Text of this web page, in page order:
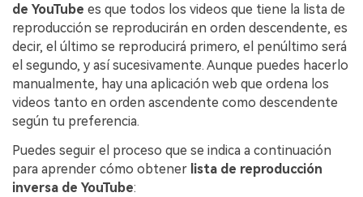
de YouTube es que todos los videos que tiene la lista de
reproducción se reproducirán en orden descendente, es
decir, el último se reproducirá primero, el penúltimo será
el segundo, y así sucesivamente. Aunque puedes hacerlo
manualmente, hay una aplicación web que ordena los
videos tanto en orden ascendente como descendente
según tu preferencia.
Puedes seguir el proceso que se indica a continuación
para aprender cómo obtener lista de reproducción
inversa de YouTube: